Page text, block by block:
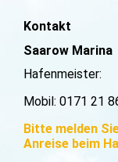
Kontakt
Saarow Marina
Hafenmeister:
Mobil: 0171 21
Bitte melden
Anreise beim